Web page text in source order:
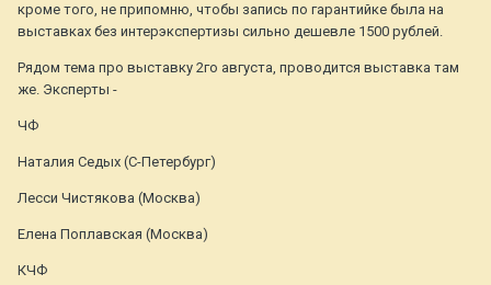
кроме того, не припомню, чтобы запись по гарантийке была на
выставках без интерэкспертизы сильно дешевле 1500 рублей.
Рядом тема про выставку 2го августа, проводится выставка там
же. Эксперты -
ЧФ
Наталия Седых (С-Петербург)
Лесси Чистякова (Москва)
Елена Поплавская (Москва)
КЧФ